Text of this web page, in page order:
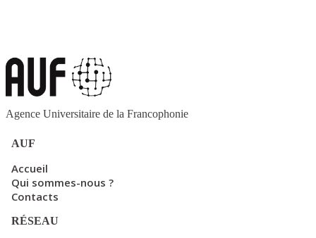
Agence Universitaire de la Francophonie
AUF
Accueil
Qui sommes-nous ?
Contacts
RÉSEAU